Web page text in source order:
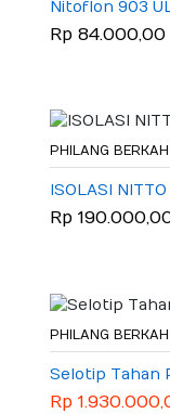
Nitoflon 903
Rp 84.000,00
PHILANG BERKAH
ISOLASI
Rp
PHILANG BERKAH
Selotip Tahan
Rp